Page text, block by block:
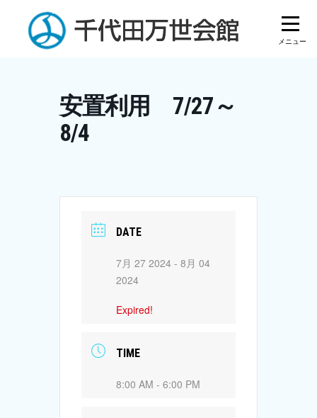
content
安置利用 7/27～
8/4
DATE
7月 27 2024 - 8月 04
2024
Expired!
TIME
8:00 AM - 6:00 PM